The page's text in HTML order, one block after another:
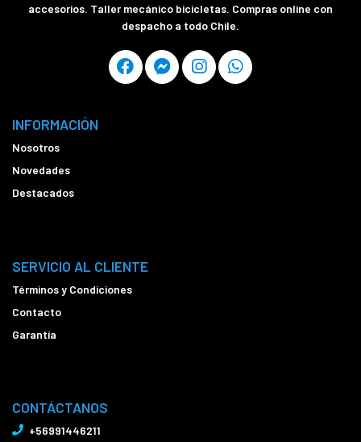
accesorios. Taller mecánico bicicletas. Compras online con
despacho a todo Chile.
INFORMACIÓN
Nosotros
Novedades
Destacados
SERVICIO AL CLIENTE
Términos y Condiciones
Contacto
Garantía
CONTÁCTANOS
+56991446211